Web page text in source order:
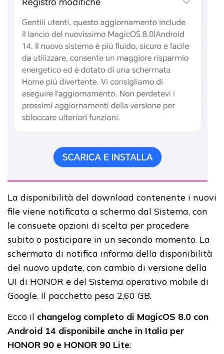
La disponibilità del download contenente i nuovi
file viene notificata a schermo dal Sistema, con
le consuete opzioni di scelta per procedere
subito o posticipare in un secondo momento. La
schermata di notifica informa della disponibilità
del nuovo update, con cambio di versione della
UI di HONOR e del Sistema operativo mobile di
Google. Il pacchetto pesa 2,60 GB.
Ecco il changelog completo di MagicOS 8.0 con
Android 14 disponibile anche in Italia per
HONOR 90 e HONOR 90 Lite: